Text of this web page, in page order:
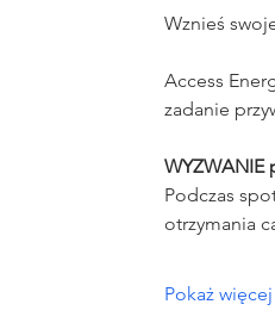
Wznieś
Access
zadanie
WYZWANIE
Podczas
otrzymania
Pokaż więcej